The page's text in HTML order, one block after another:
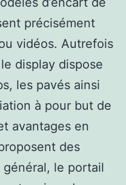
précisément
vidéos. Autrefois
display dispose
les pavés ainsi
à pour but de
avantages en
des
le portail